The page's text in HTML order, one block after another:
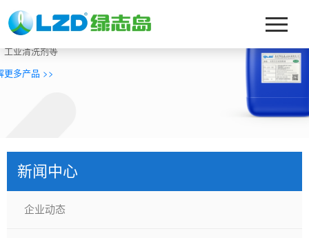
来到绿志岛化工
：真空镀膜、玻璃清洗剂、淬火油、切削液、磨削油、切削
工业清洗剂等
更多产品 >>
新闻中心
企业动态